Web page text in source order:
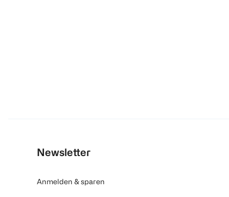
Newsletter
Anmelden & sparen